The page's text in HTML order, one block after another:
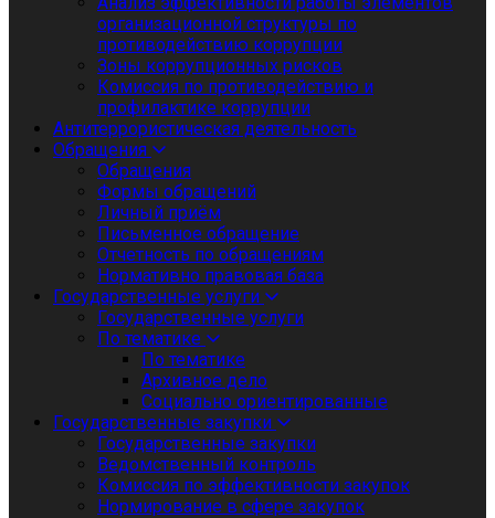
организационной структуры по
противодействию коррупции
Зоны коррупционных рисков
Комиссия по противодействию и
профилактике коррупции
Антитеррористическая деятельность
Обращения
Обращения
Формы обращений
Личный приём
Письменное обращение
Отчетность по обращениям
Нормативно правовая база
Государственные услуги
Государственные услуги
По тематике
По тематике
Архивное дело
Социально ориентированные
Государственные закупки
Государственные закупки
Ведомственный контроль
Комиссия по эффективности закупок
Нормирование в сфере закупок